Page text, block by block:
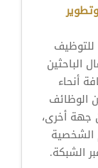
للتوظيف
الباحثين
أنحاء
الوظائف
جهة أخرى،
الشخصية
الشبكة.